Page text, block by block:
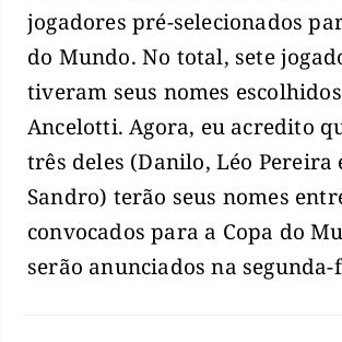
jogadores pré-selecionados
do Mundo. No total, sete
tiveram seus nomes
Ancelotti. Agora, eu acredito
três deles (Danilo, Léo Pereira
Sandro) terão seus nomes
convocados para a Copa do
serão anunciados na